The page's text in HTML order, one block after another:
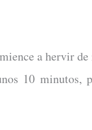
a hervir de
10 minutos,